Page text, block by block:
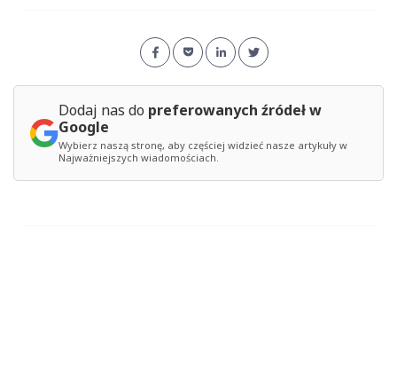
Dodaj nas do preferowanych źródeł w
Google
Wybierz naszą stronę, aby częściej widzieć nasze artykuły w
Najważniejszych wiadomościach.